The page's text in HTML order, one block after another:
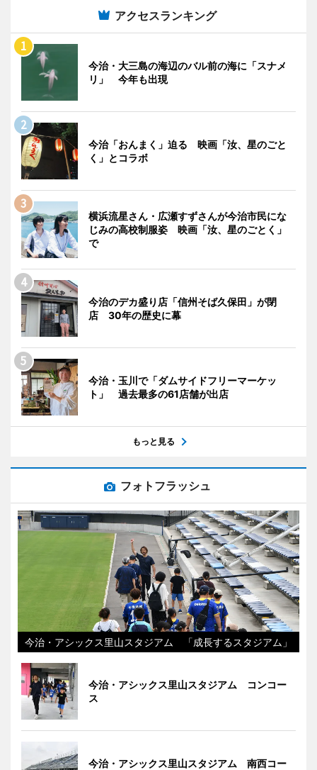
アクセスランキング
今治・大三島の海辺のバル前の海に「スナメ
リ」 今年も出現
今治「おんまく」迫る 映画「汝、星のごと
く」とコラボ
横浜流星さん・広瀬すずさんが今治市民にな
じみの高校制服姿 映画「汝、星のごとく」
で
今治のデカ盛り店「信州そば久保田」が閉
店 30年の歴史に幕
今治・玉川で「ダムサイドフリーマーケッ
ト」 過去最多の61店舗が出店
もっと見る
フォトフラッシュ
今治・アシックス里山スタジアム 「成長するスタジアム」
今治・アシックス里山スタジアム コンコー
ス
今治・アシックス里山スタジアム 南西コー